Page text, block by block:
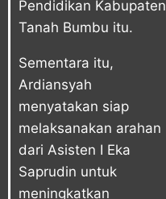
Pendidikan Kabupaten
Tanah Bumbu itu.
Sementara itu,
Ardiansyah
menyatakan siap
melaksanakan arahan
dari Asisten I Eka
Saprudin untuk
meningkatkan